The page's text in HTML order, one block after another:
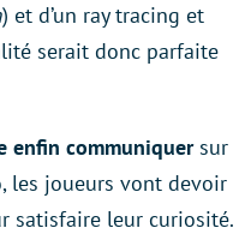
) et d’un ray tracing et
serait donc parfaite
enfin communiquersur
les joueurs vont devoir
satisfaire leur curiosité.